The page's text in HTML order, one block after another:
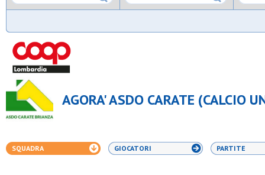
AGORA' ASDO CARATE (CALCIO
SQUADRA GIOCATORI PARTITE